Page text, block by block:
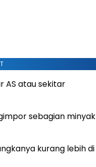
AS atau sekitar
sebagian minyak
kurang lebih di